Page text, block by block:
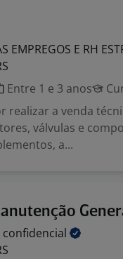
EMPREGOS E RH
Entre 1 e 3 anos
realizar a venda
válvulas e
a...
confidencial